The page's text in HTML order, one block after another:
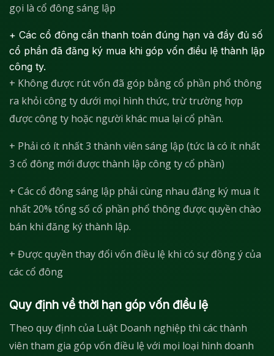
gọi là cổ đông sáng lập
+ Các cổ đông cần thanh toán đúng hạn và đầy đủ số
cổ phần đã đăng ký mua khi góp vốn điều lệ thành lập
công ty.
+ Không được rút vốn đã góp bằng cổ phần phổ thông
ra khỏi công ty dưới mọi hình thức, trừ trường hợp
được công ty hoặc người khác mua lại cổ phần.
+ Phải có ít nhất 3 thành viên sáng lập (tức là có ít nhất
3 cổ đông mới được thành lập công ty cổ phần)
+ Các cổ đông sáng lập phải cùng nhau đăng ký mua ít
nhất 20% tổng số cổ phần phổ thông được quyền chào
bán khi đăng ký thành lập.
+ Được quyền thay đổi vốn điều lệ khi có sự đồng ý của
các cổ đông
Quy định về thời hạn góp vốn điều lệ
Theo quy định của Luật Doanh nghiệp thì các thành
viên tham gia góp vốn điều lệ với mọi loại hình doanh